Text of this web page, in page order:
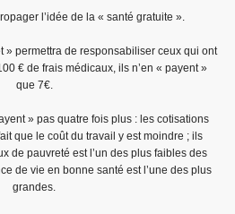
l’idée de la « santé gratuite ».
» permettra de responsabiliser ceux qui ont
€ de frais médicaux, ils n’en « payent »
que 7€.
» pas quatre fois plus : les cotisations
que le coût du travail y est moindre ; ils
de pauvreté est l’un des plus faibles des
de vie en bonne santé est l’une des plus
grandes.